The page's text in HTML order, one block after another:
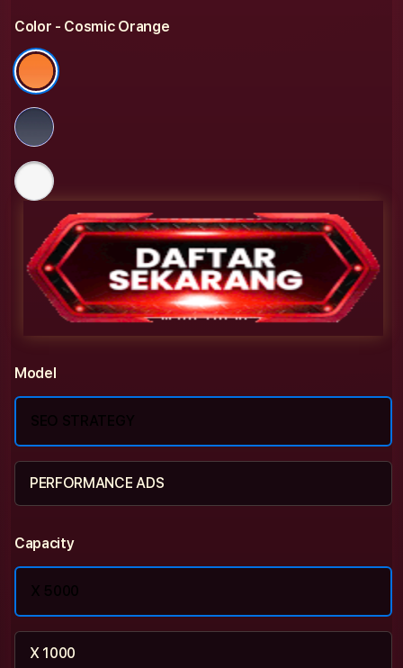
Color - Cosmic Orange
Model
SEO STRATEGY
PERFORMANCE ADS
Capacity
X 5000
X 1000